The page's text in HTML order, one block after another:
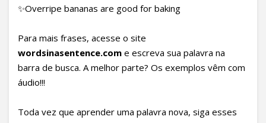
✨Overripe bananas are good for baking
Para mais frases, acesse o site
wordsinasentence.com e escreva sua palavra na
barra de busca. A melhor parte? Os exemplos vêm com
áudio!!!
Toda vez que aprender uma palavra nova, siga esses